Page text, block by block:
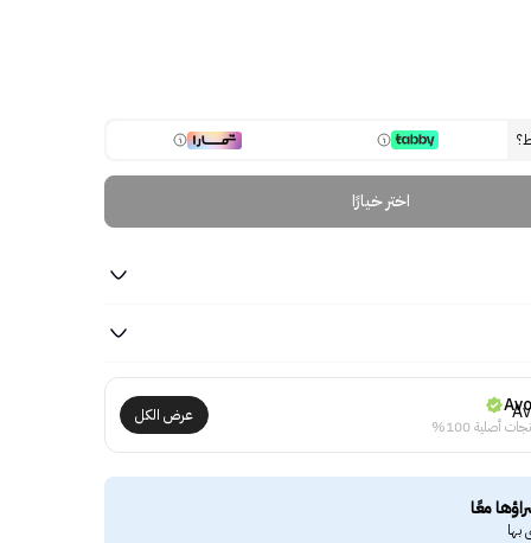
اختر خيارًا
أصلية 100%
عرض الكل
معًا
بها